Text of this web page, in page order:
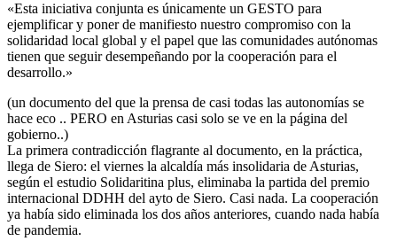
«Esta iniciativa conjunta es únicamente un GESTO para
ejemplificar y poner de manifiesto nuestro compromiso con la
solidaridad local global y el papel que las comunidades autónomas
tienen que seguir desempeñando por la cooperación para el
desarrollo.»
(un documento del que la prensa de casi todas las autonomías se
hace eco .. PERO en Asturias casi solo se ve en la página del
gobierno..)
La primera contradicción flagrante al documento, en la práctica,
llega de Siero: el viernes la alcaldía más insolidaria de Asturias,
según el estudio Solidaritina plus, eliminaba la partida del premio
internacional DDHH del ayto de Siero. Casi nada. La cooperación
ya había sido eliminada los dos años anteriores, cuando nada había
de pandemia.